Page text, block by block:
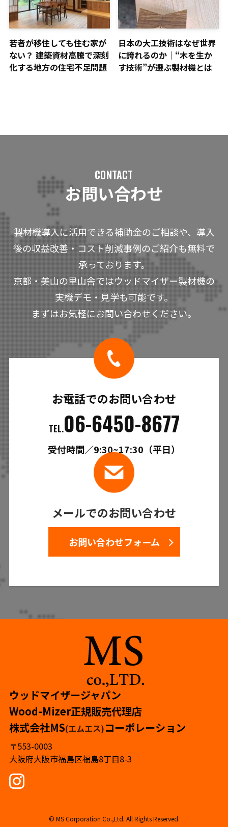
若者が移住しても住む家が
ない？ 建築資材高騰で深刻
化する地方の住宅不足問題
日本の大工技術はなぜ世界
に誇れるのか｜“木を生か
す技術”が選ぶ製材機とは
CONTACT
お問い合わせ
製材機導入に活用できる補助金のご相談や、導入
後の収益改善・コスト削減事例のご紹介も無料で
承っております。
京都・美山の里山舎ではウッドマイザー製材機の
実機デモ・見学も可能です。
まずはお気軽にお問い合わせください。
お電話でのお問い合わせ
TEL.06-6450-8677
受付時間／9:30~17:30（平日）
メールでのお問い合わせ
お問い合わせフォーム
ウッドマイザージャパン
Wood-Mizer正規販売代理店
株式会社MS(エムエス)コーポレーション
〒553-0003
大阪府大阪市福島区福島8丁目8-3
© MS Corporation Co.,Ltd. All Rights Reserved.